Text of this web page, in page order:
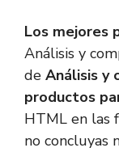
Los mejores
Análisis y
de Análisis y
productos
HTML en las
no concluyas